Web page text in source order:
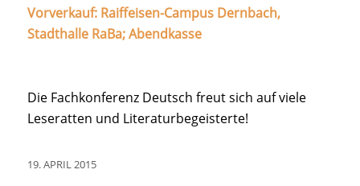
Vorverkauf: Raiffeisen-Campus Dernbach,
Stadthalle RaBa; Abendkasse
Die Fachkonferenz Deutsch freut sich auf viele
Leseratten und Literaturbegeisterte!
19. APRIL 2015